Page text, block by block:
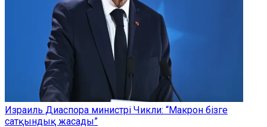
Израиль Диаспора министрі Чикли: “Макрон бізге
сатқындық жасады”